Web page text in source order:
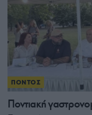
ΠΟΝΤΟΣ
Ποντιακή